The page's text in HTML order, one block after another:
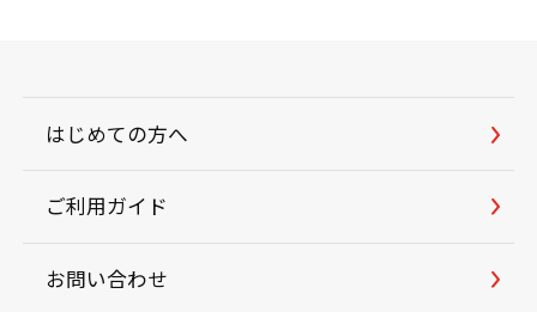
はじめての方へ
ご利用ガイド
お問い合わせ